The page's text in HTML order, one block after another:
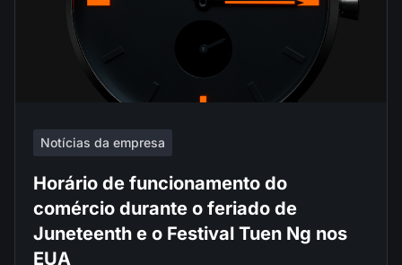
Notícias da empresa
Horário de funcionamento do
comércio durante o feriado de
Juneteenth e o Festival Tuen Ng nos
EUA